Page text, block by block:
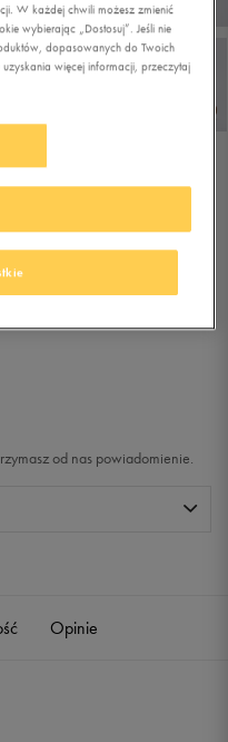
od nas powiadomienie.
Opinie
W każdej chwili możesz zmienić
wybierając „Dostosuj”. Jeśli nie
dopasowanych do Twoich
więcej informacji, przeczytaj